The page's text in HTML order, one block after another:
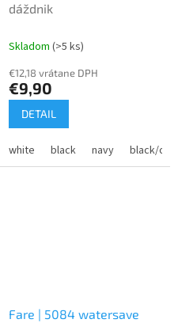
grey bordeaux
dáždnik
Skladom (>5 ks)
€12,18 vrátane DPH
€9,90
DETAIL
white black navy black/
Fare | 5084 watersave